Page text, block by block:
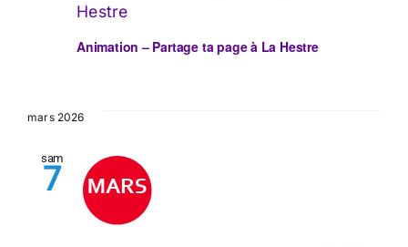
Animation – Partage ta page à La Hestre
Hestre
mars 2026
sam
7